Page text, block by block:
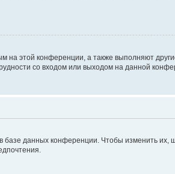
этой конференции, а также выполняют
со входом или выходом на данной
данных конференции. Чтобы изменить их,